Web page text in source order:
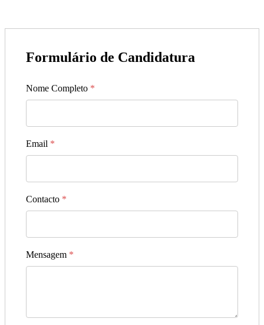
Formulário de Candidatura
Nome Completo *
Email *
Contacto *
Mensagem *